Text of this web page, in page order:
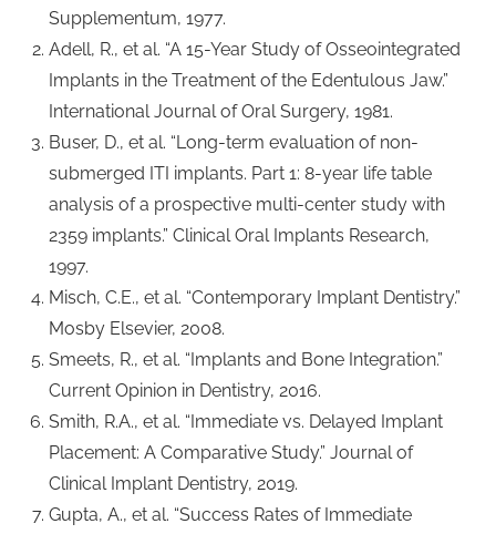
Supplementum, 1977.
Adell, R., et al. “A 15-Year Study of Osseointegrated
Implants in the Treatment of the Edentulous Jaw.”
International Journal of Oral Surgery, 1981.
Buser, D., et al. “Long-term evaluation of non-
submerged ITI implants. Part 1: 8-year life table
analysis of a prospective multi-center study with
2359 implants.” Clinical Oral Implants Research,
1997.
Misch, C.E., et al. “Contemporary Implant Dentistry.”
Mosby Elsevier, 2008.
Smeets, R., et al. “Implants and Bone Integration.”
Current Opinion in Dentistry, 2016.
Smith, R.A., et al. “Immediate vs. Delayed Implant
Placement: A Comparative Study.” Journal of
Clinical Implant Dentistry, 2019.
Gupta, A., et al. “Success Rates of Immediate